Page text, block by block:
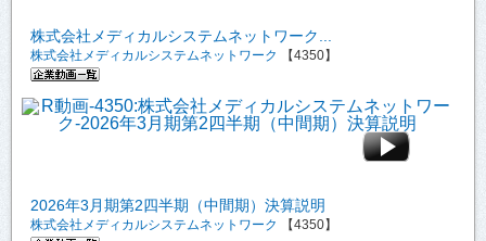
株式会社メディカルシステムネットワーク...
株式会社メディカルシステムネットワーク 【4350】
2026年3月期第2四半期（中間期）決算説明
株式会社メディカルシステムネットワーク 【4350】